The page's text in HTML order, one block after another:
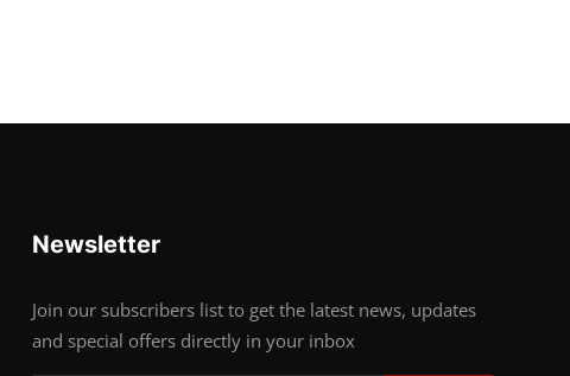
Newsletter
Join our subscribers list to get the latest news, updates
and special offers directly in your inbox